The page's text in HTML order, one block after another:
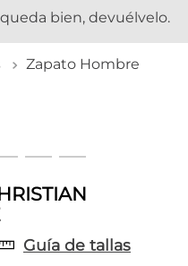
bien, devuélvelo.
Zapato Hombre
Guía de tallas